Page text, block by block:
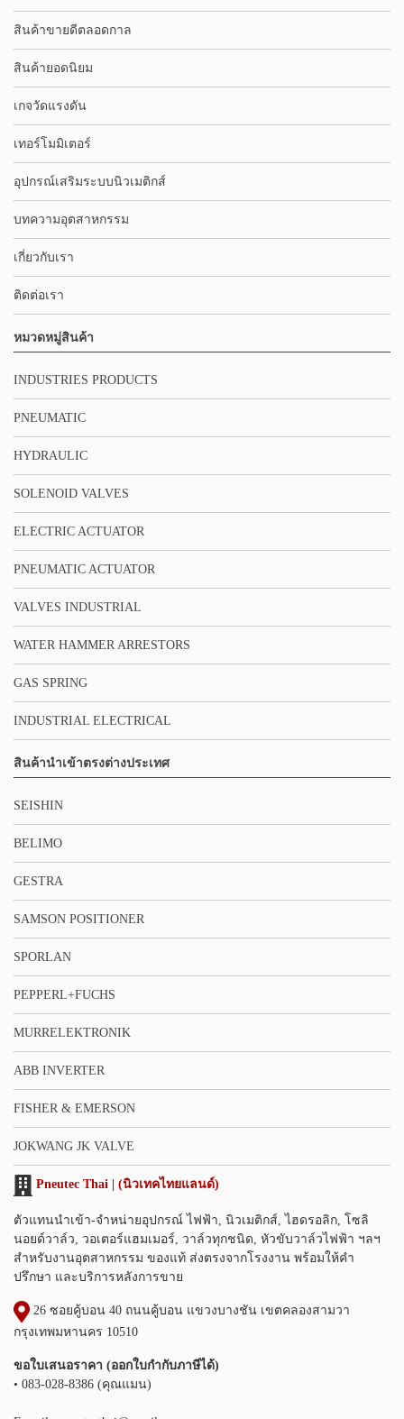
สินค้าขายดีตลอดกาล
สินค้ายอดนิยม
เกจวัดแรงดัน
เทอร์โมมิเตอร์
อุปกรณ์เสริมระบบนิวเมติกส์
บทความอุตสาหกรรม
เกี่ยวกับเรา
ติดต่อเรา
หมวดหมู่สินค้า
INDUSTRIES PRODUCTS
PNEUMATIC
HYDRAULIC
SOLENOID VALVES
ELECTRIC ACTUATOR
PNEUMATIC ACTUATOR
VALVES INDUSTRIAL
WATER HAMMER ARRESTORS
GAS SPRING
INDUSTRIAL ELECTRICAL
สินค้านำเข้าตรงต่างประเทศ
SEISHIN
BELIMO
GESTRA
SAMSON POSITIONER
SPORLAN
PEPPERL+FUCHS
MURRELEKTRONIK
ABB INVERTER
FISHER & EMERSON
JOKWANG JK VALVE
Pneutec Thai | (นิวเทคไทยแลนด์)
ตัวแทนนำเข้า-จำหน่ายอุปกรณ์ ไฟฟ้า, นิวเมติกส์, ไฮดรอลิก, โซลิ
นอยด์วาล์ว, วอเตอร์แฮมเมอร์, วาล์วทุกชนิด, หัวขับวาล์วไฟฟ้า ฯลฯ
สำหรับงานอุตสาหกรรม ของแท้ ส่งตรงจากโรงงาน พร้อมให้คำ
ปรึกษา และบริการหลังการขาย
26 ซอยคู้บอน 40 ถนนคู้บอน แขวงบางชัน เขตคลองสามวา
กรุงเทพมหานคร 10510
ขอใบเสนอราคา (ออกใบกำกับภาษีได้)
• 083-028-8386 (คุณแมน)